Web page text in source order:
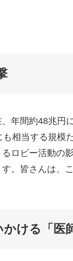
年間約48兆円
相当する規模
ロビー活動の
。皆さんは、
ける「医